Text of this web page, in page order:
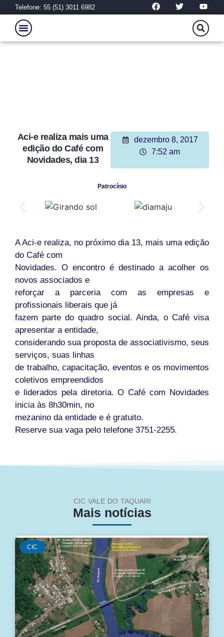
Telefone: 55 (51) 3011 6982
Aci-e realiza mais uma
edição do Café com
Novidades, dia 13
dezembro 8, 2017
7:52 am
Patrocínio
A Aci-e realiza, no próximo dia 13, mais uma edição
do Café com
Novidades. O encontro é destinado a acolher os
novos associados e
reforçar a parceria com as empresas e
profissionais liberais que já
fazem parte do quadro social. Ainda, o Café visa
apresentar a entidade,
considerando sua proposta de associativismo, seus
serviços, suas linhas
de trabalho, capacitação, eventos e os movimentos
coletivos empreendidos
e liderados pela diretoria. O Café com Novidades
inicia às 8h30min, no
mezanino da entidade e é gratuito.
Reserve sua vaga pelo telefone 3751-2255.
CIC VALE DO TAQUARI
Mais notícias
CIC